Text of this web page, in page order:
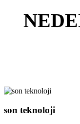
son teknoloji